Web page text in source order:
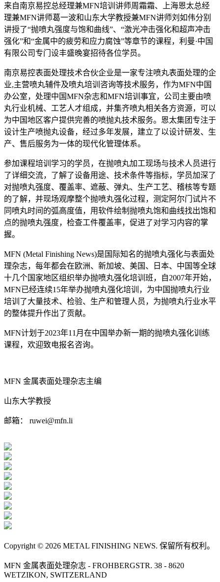
来自南京易控总经理兼MFN培训讲师周霜霜、上海恩太总经
理兼MFN讲师葛一波和山东大学教授兼MFN讲师刘如伟分别
讲授了“抛喷丸强度与饱和曲线”、“激光冲击强化和超声冲击
强化”和“金属中的疲劳和应力腐蚀”等章节的课程，利曼·中国
有限公司专门设丰盛晚宴招待各位学员。
南京易控表面处理技术合伙企业是一家专注喷丸表面处理的企
业,主营喷丸辅件及喷丸培训咨询等技术服务，作为MFN中国
办公室，处理中国MFN杂志和MFN培训事宜，公司主要由喷
丸行业机械、工艺人才组成，并集齐喷丸相关各方资源，可以
为中国地区客户提供完善的喷抛丸技术服务。恩太集团专注于
设计生产喷抛丸设备，经过多年发展，建立了以设计研发、生
产、售后服务为一体的现代化管理体系。
参加课程培训学习的学员，在抛喷丸加工现场与技术人员进行
了详细交流，了解了设备用途、技术条件等指标，学员加深了
对抛喷丸强度、覆盖率、遮蔽、弹丸、生产工艺、稽核等专题
的了解，并现场观摩整个抛喷丸强化过程，测定阿尔门试片不
同喷丸时间的弧高度值，用软件绘制抛喷丸饱和曲线找出饱和
点的抛喷丸强度，检查工件覆盖率，促进了对学习内容的掌
握。
MFN (Metal Finishing News)是国际知名的抛喷丸强化与表面处
理杂志，每年都会在欧洲、新加坡、美国、日本、中国等全球
十几个国家地区组织举办抛喷丸强化培训班，自2007年开始，
MFN已经连续15年举办抛喷丸强化培训，为中国抛喷丸行业
培训了大量技术、检验、生产和管理人员，为抛喷丸行业水平
的整体提升作出了贡献。
MFN计划于2023年11月在中国举办新一期的抛喷丸强化训练
课程，欢迎致电报名咨询。
MFN 金属表面处理杂志主编
山东大学教授
邮箱： ruwei@mfn.li
Copyright © 2026 METAL FINISHING NEWS. 保留所有权利。
MFN 金属表面处理杂志 - FROHBERGSTR. 38 - 8620
WETZIKON, SWITZERLAND